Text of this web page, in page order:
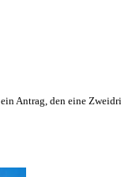
ein Antrag, den eine